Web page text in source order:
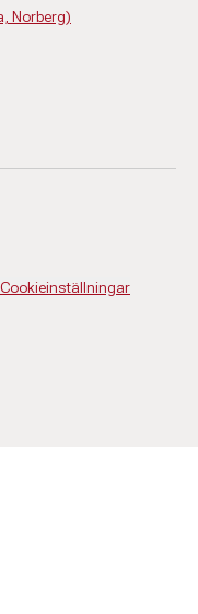
Norberg)
Cookieinställningar